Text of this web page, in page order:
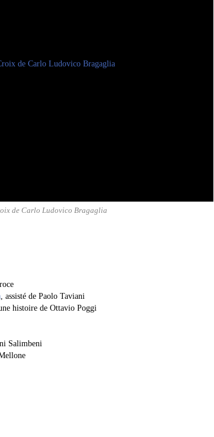
de Carlo Ludovico Bragaglia
, assisté de Paolo Taviani
histoire de Ottavio Poggi
Salimbeni